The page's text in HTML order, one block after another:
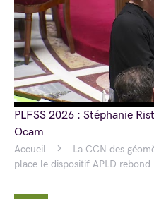
Accueil
La CCN des
place le dispositif APLD rebond
PLFSS 2026 : Stéphanie
Ocam